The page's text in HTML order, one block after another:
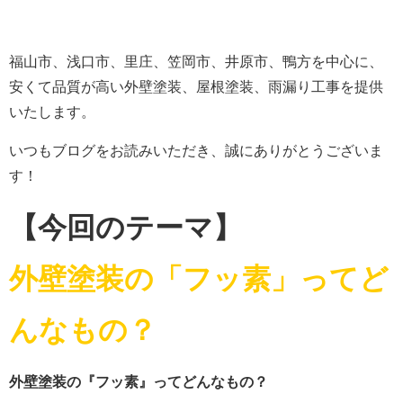
福山市、浅口市、里庄、笠岡市、井原市、鴨方を中心に、
安くて品質が高い外壁塗装、屋根塗装、雨漏り工事を提供
いたします。
いつもブログをお読みいただき、誠にありがとうございま
す！
【今回のテーマ】
外壁塗装の「フッ素」ってど
んなもの？
外壁塗装の『フッ素』ってどんなもの？